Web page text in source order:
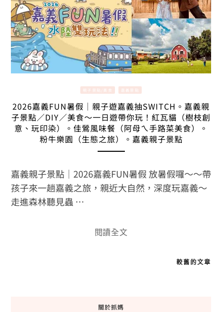
親子景點/美食 嘉義景點
2026嘉義FUN暑假｜親子遊嘉義抽SWITCH。嘉義親
子景點／DIY／美食～一日遊帶你玩！紅瓦貓（樹枝創
意、玩印染）。佳鶯風味餐（阿母ㄟ手路菜美食）。
粉牛樂園（生態之旅）。嘉義親子景點
嘉義親子景點｜2026嘉義FUN暑假 放暑假囉～～帶
孩子來一趟嘉義之旅，親近大自然，深度玩嘉義～
走進森林聽見蟲 …
閱讀全文
較舊的文章
關於抓媽